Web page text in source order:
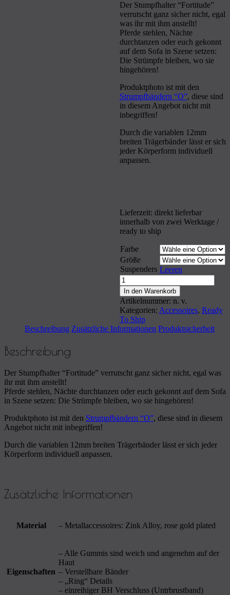
Der Stumpfhalter “Fortitude”
verrutscht ganz sicher nicht, egal
was ihr mit ihm anstellt!
Pferde stehlen, Nächte
durchtanzen oder euch gekonnt
auf dem Sofa in Szene setzen:
Die Strümpfe bleiben, wo sie
hingehören!
Produktphoto ist mit den
Strumpfbändern “O”, diese sind
in diesem Angebot nicht mit
inbegriffen!
Durch die variablen 12mm
breiten Trägerbänder lässt er sich
jeder Körperform individuell
anpassen.
Lieferzeit: direkt lieferbar
innerhalb von zwei Werktage /
ready to ship
Farbe
Größe
Suspenders Leeren
Anzahl
In den Warenkorb
Artikelnummer: n. v.
Kategorien: Accessoires, Ready
To Ship
Beschreibung Zusätzliche Informationen Produktsicherheit
Beschreibung
Der Stumpfhalter “Fortitude” verrutscht ganz sicher nicht, egal was
ihr mit ihm anstellt!
Pferde stehlen, Nächte durchtanzen oder euch gekonnt auf dem Sofa
in Szene setzen: Die Strümpfe bleiben, wo sie hingehören!
Produktphoto ist mit den Strumpfbändern “O”, diese sind in diesem
Angebot nicht mit inbegriffen!
Durch die variablen 12mm breiten Trägerbänder lässt er sich jeder
Körperform individuell anpassen.
Zusätzliche Informationen
Material – Metallaccessoires: Zink Alloy, rose gold plated
Eigenschaften
– Alle Gummis sind weich und angenehm auf der
Haut
– Verstellbare Bänder
– „Ring“ Details
– einreihiger BH Verschluss (Untrbrustband)